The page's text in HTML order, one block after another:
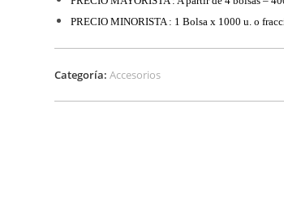
PRECIO MINORISTA : 1 Bolsa x 1000 u. o
Categoría:Accesorios